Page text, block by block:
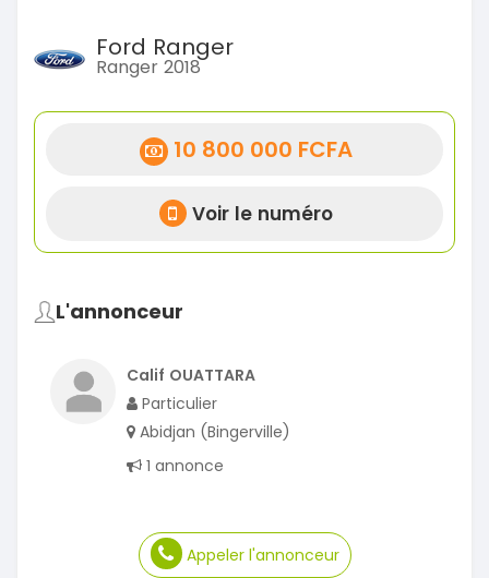
Ford Ranger
Ranger 2018
10 800 000 FCFA
Voir le numéro
L'annonceur
Calif OUATTARA
Particulier
Abidjan (Bingerville)
1 annonce
Appeler l'annonceur